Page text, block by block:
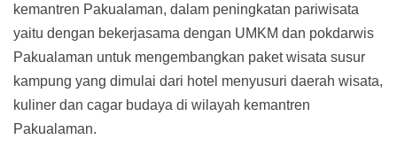
kemantren Pakualaman, dalam peningkatan pariwisata
yaitu dengan bekerjasama dengan UMKM dan pokdarwis
Pakualaman untuk mengembangkan paket wisata susur
kampung yang dimulai dari hotel menyusuri daerah wisata,
kuliner dan cagar budaya di wilayah kemantren
Pakualaman.